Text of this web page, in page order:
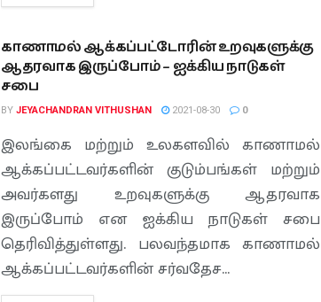
காணாமல் ஆக்கப்பட்டோரின் உறவுகளுக்கு
ஆதரவாக இருப்போம் – ஐக்கிய நாடுகள்
சபை
BY JEYACHANDRAN VITHUSHAN 2021-08-30 0
இலங்கை மற்றும் உலகளவில் காணாமல்
ஆக்கப்பட்டவர்களின் குடும்பங்கள் மற்றும்
அவர்களது உறவுகளுக்கு ஆதரவாக
இருப்போம் என ஐக்கிய நாடுகள் சபை
தெரிவித்துள்ளது. பலவந்தமாக காணாமல்
ஆக்கப்பட்டவர்களின் சர்வதேச...